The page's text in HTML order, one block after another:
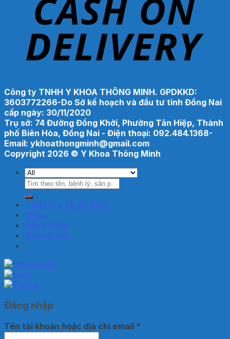
Công ty TNHH Y KHOA THÔNG MINH. GPDKKD:
3603772266-Do Sở kế hoạch và đầu tư tỉnh Đồng Nai
cấp ngày: 30/11/2020
Trụ sở: 74 Đường Đồng Khởi, Phường Tân Hiệp, Thành
phố Biên Hòa, Đồng Nai - Điện thoại: 092.484.1368-
Email: ykhoathongminh@gmail.com
Copyright 2026 © Y Khoa Thông Minh
Tìm
Thiết bị y tế gia đình
Shop
Đăng nhập
Newsletter
Đăng nhập
Tên tài khoản hoặc địa chỉ email *